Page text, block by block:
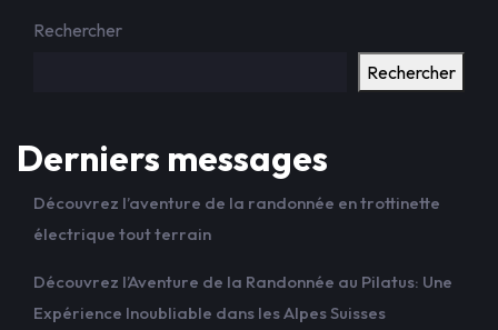
Rechercher
Rechercher
Derniers messages
Découvrez l’aventure de la randonnée en trottinette
électrique tout terrain
Découvrez l’Aventure de la Randonnée au Pilatus: Une
Expérience Inoubliable dans les Alpes Suisses